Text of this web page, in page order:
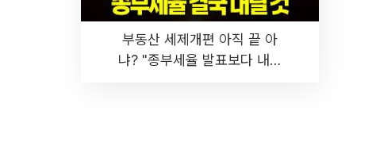
부동산 세제개편 아직 끝 아
냐? "종부세율 발표보다 내릴